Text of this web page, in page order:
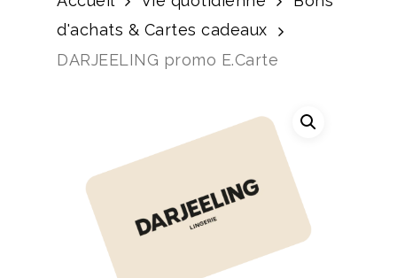
d'achats & Cartes cadeaux
DARJEELING promo E.Carte